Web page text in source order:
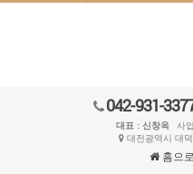
042-931-
대표 : 신창옥
사
대전광역시 대
홈으로